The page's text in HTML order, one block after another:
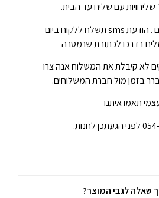
עם שליח עד הבית.
הגעה תוך 3-7 ימי עסקים . הודעת sms תשלח ללקוח ביום
בדרכו לכתובת שנמסרה
לא קיבלת את המשלוח אנה צרו
בזמן מול חברת המשלוחים.
תאמו איתנו
שאלה לגבי המוצר?